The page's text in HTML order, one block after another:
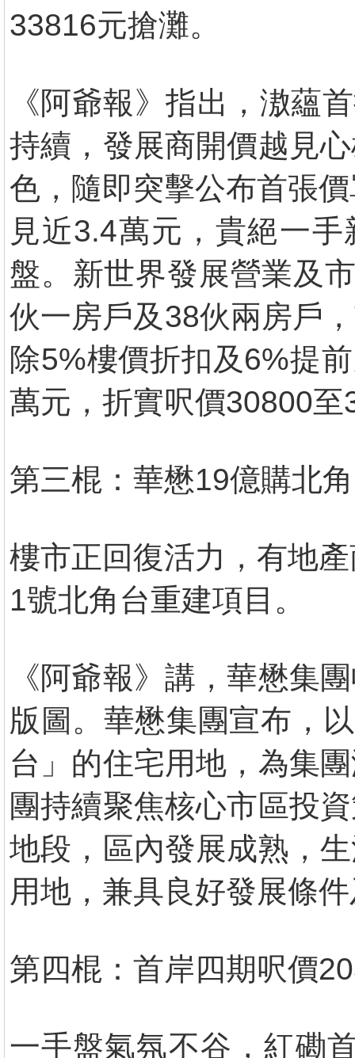
33816元搶灘。
《阿爺報》指出，滶蘊
持續，發展商開價越見
色，隨即突擊公布首張
見近3.4萬元，貴絕一
盤。新世界發展營業及
伙一房戶及38伙兩房戶
除5%樓價折扣及6%提
萬元，折實呎價30800
第三棍：華懋19億購北
樓市正回復活力，有地
1號北角台重建項目。
《阿爺報》講，華懋集
版圖。華懋集團宣布，
台」的住宅用地，為集
團持續聚焦核心市區投
地段，區內發展成熟，
用地，兼具良好發展條
第四棍：首岸四期呎價
一手盤氣氛不谷，紅磡